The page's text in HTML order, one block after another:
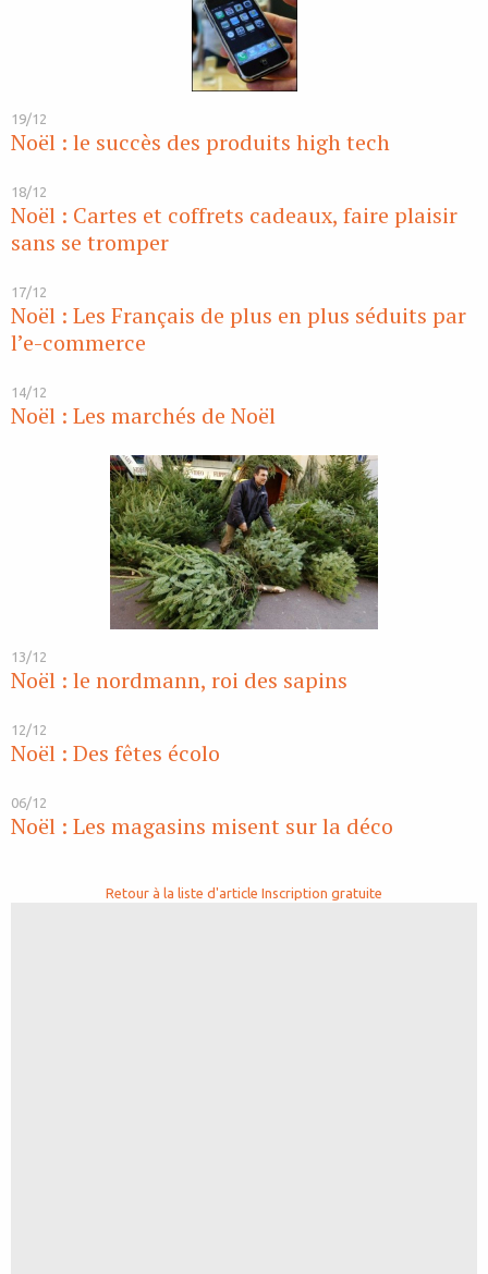
19/12
Noël : le succès des produits high tech
18/12
Noël : Cartes et coffrets cadeaux, faire plaisir
sans se tromper
17/12
Noël : Les Français de plus en plus séduits par
l’e-commerce
14/12
Noël : Les marchés de Noël
13/12
Noël : le nordmann, roi des sapins
12/12
Noël : Des fêtes écolo
06/12
Noël : Les magasins misent sur la déco
Retour à la liste d'article Inscription gratuite